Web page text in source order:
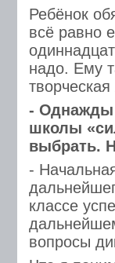
Ребёнок
всё равно
надо. Ему
- Однажды
школы
выбрать.
-
классе
вопросы